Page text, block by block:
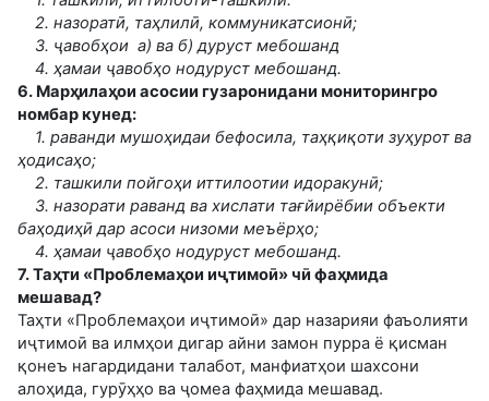
2. назоратӣ, таҳлилӣ, коммуникатсионӣ;
3. ҷавобҳои а) ва б) дуруст мебошанд
4. ҳамаи ҷавобҳо нодуруст мебошанд.
6. Марҳилаҳои асосии гузаронидани мониторингро
номбар кунед:
1. раванди мушоҳидаи бефосила, таҳқиқоти зуҳурот ва
ҳодисаҳо;
2. ташкили пойгоҳи иттилоотии идоракунӣ;
3. назорати раванд ва хислати тағйирёбии объекти
баҳодиҳӣ дар асоси низоми меъёрҳо;
4. ҳамаи ҷавобҳо нодуруст мебошанд.
7. Таҳти «Проблемаҳои иҷтимоӣ» чӣ фаҳмида
мешавад?
Таҳти «Проблемаҳои иҷтимоӣ» дар назарияи фаъолияти
иҷтимоӣ ва илмҳои дигар айни замон пурра ё қисман
қонеъ нагардидани талабот, манфиатҳои шахсони
алоҳида, гурӯҳҳо ва ҷомеа фаҳмида мешавад.